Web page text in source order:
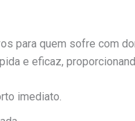
quem sofre com
e eficaz,
imediato.